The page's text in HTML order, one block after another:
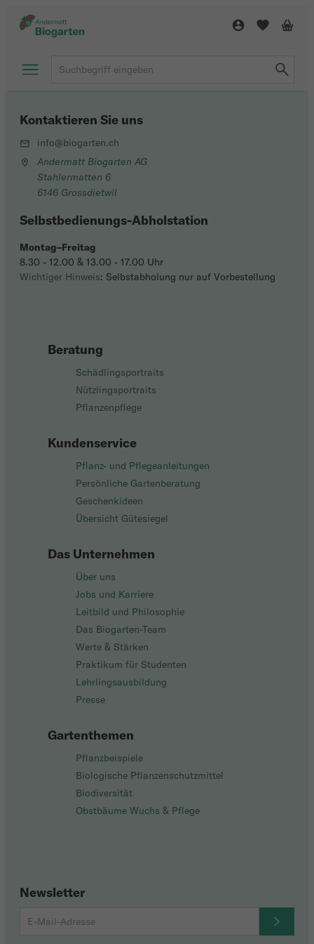
Beratung
Schädlingsportraits
Nützlingsportraits
Pflanzenpflege
Kundenservice
Pflanz- und Pflegeanleitungen
Persönliche Gartenberatung
Geschenkideen
Übersicht Gütesiegel
Das Unternehmen
Über uns
Jobs und Karriere
Leitbild und Philosophie
Das Biogarten-Team
Werte & Stärken
Praktikum für Studenten
Lehrlingsausbildung
Presse
Gartenthemen
Pflanzbeispiele
Biologische Pflanzenschutzmittel
Biodiversität
Obstbäume Wuchs & Pflege
Newsletter
Kontaktieren Sie uns
info@biogarten.ch
Andermatt Biogarten AG
Stahlermatten 6
6146 Grossdietwil
Selbstbedienungs-Abholstation
Montag–Freitag
8.30 - 12.00 & 13.00 - 17.00 Uhr
Wichtiger Hinweis: Selbstabholung nur auf Vorbestellung